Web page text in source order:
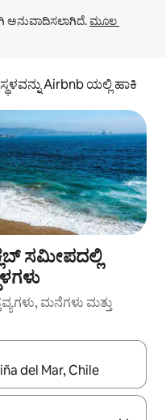
ಅನುವಾದಿಸಲಾಗಿದೆ. ಮೂಲ
Airbnb ಯಲ್ಲಿ ಹಾಕಿ
ಸಮೀಪದಲ್ಲಿ
ಮನೆಗಳು ಮತ್ತು
ಡೌನ್ ಬಾಣದ ಕೀಲಿಗಳೊಂದಿಗೆ